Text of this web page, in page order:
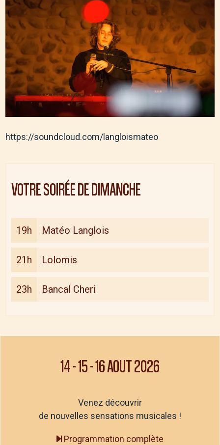
https://soundcloud.com/langloismateo
VOTRE SOIRÉE DEDIMANCHE
19h Matéo Langlois
21h Lolomis
23h Bancal Cheri
14-15-16 AOUT 2026
Venez découvrir
de nouvelles sensations musicales !
Programmation complète